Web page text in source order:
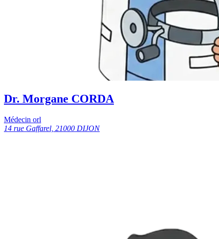
Dr. Morgane CORDA
Médecin orl
14 rue Gaffarel, 21000 DIJON